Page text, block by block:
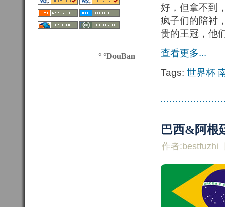
好，但拿不到
疯子们的陪衬
贵的王冠，他
查看更多...
Tags: 世界杯
巴西&阿根
作者:bestfuzhi
° °DouBan